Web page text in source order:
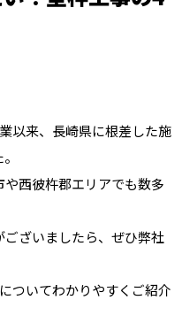
以来、長崎県に根差した施
西彼杵郡エリアでも数多
ざいましたら、ぜひ弊社
ついてわかりやすくご紹介